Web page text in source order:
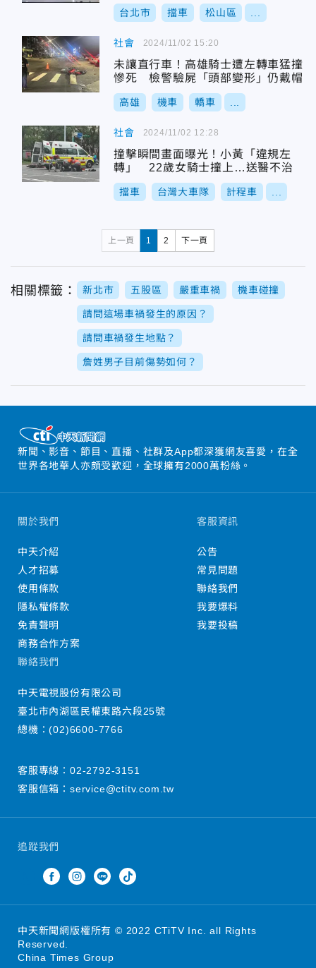
台北市 擋車 松山區
社會
未讓直行車！高雄騎士遭左轉車猛撞
慘死 檢警驗屍「頭部變形」仍戴帽
高雄 機車 轎車
2024/11/02 15:20
社會
撞擊瞬間畫面曝光！小黃「違規左
轉」 22歲女騎士撞上…送醫不治
擋車 台灣大車隊 計程車
2024/11/02 12:28
上一頁 1 2 下一頁
相關標籤： 新北市 五股區 嚴重車禍 機車碰撞
請問這場車禍發生的原因？
請問車禍發生地點？
詹姓男子目前傷勢如何？
新聞、影音、節目、直播、社群及App都深獲網友喜愛，在全
世界各地華人亦頗受歡迎，全球擁有2000萬粉絲。
追蹤我們
關於我們
中天介紹
人才招募
使用條款
隱私權條款
免責聲明
商務合作方案
客服資訊
公告
常見問題
聯絡我們
我要爆料
我要投稿
聯絡我們
中天電視股份有限公司
臺北市內湖區民權東路六段25號
總機：(02)6600-7766
客服專線： 02-2792-3151
客服信箱： service@ctitv.com.tw
中天新聞網版權所有 © 2022 CTiTV Inc. all Rights
Reserved.
China Times Group